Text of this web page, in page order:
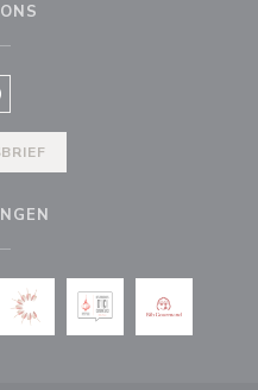
((opent in een nieuw